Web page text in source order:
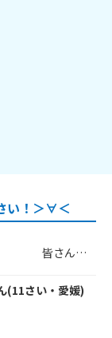
い！＞∀＜
んの
です
る
(11さい・ 愛媛)